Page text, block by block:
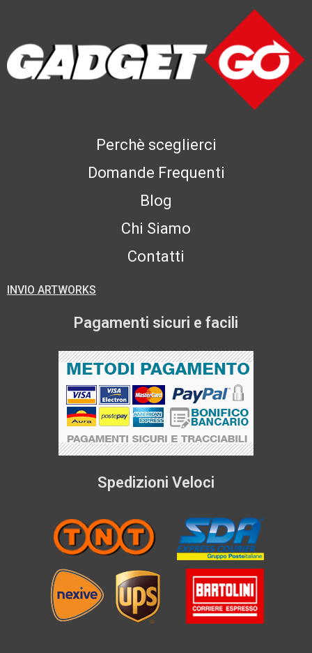
Perchè sceglierci
Domande Frequenti
Blog
Chi Siamo
Contatti
INVIO ARTWORKS
Pagamenti sicuri e facili
Spedizioni Veloci